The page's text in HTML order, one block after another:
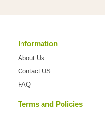
Information
About Us
Contact US
FAQ
Terms and Policies